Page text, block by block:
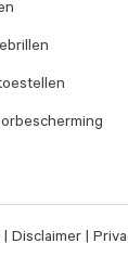
Disclaimer